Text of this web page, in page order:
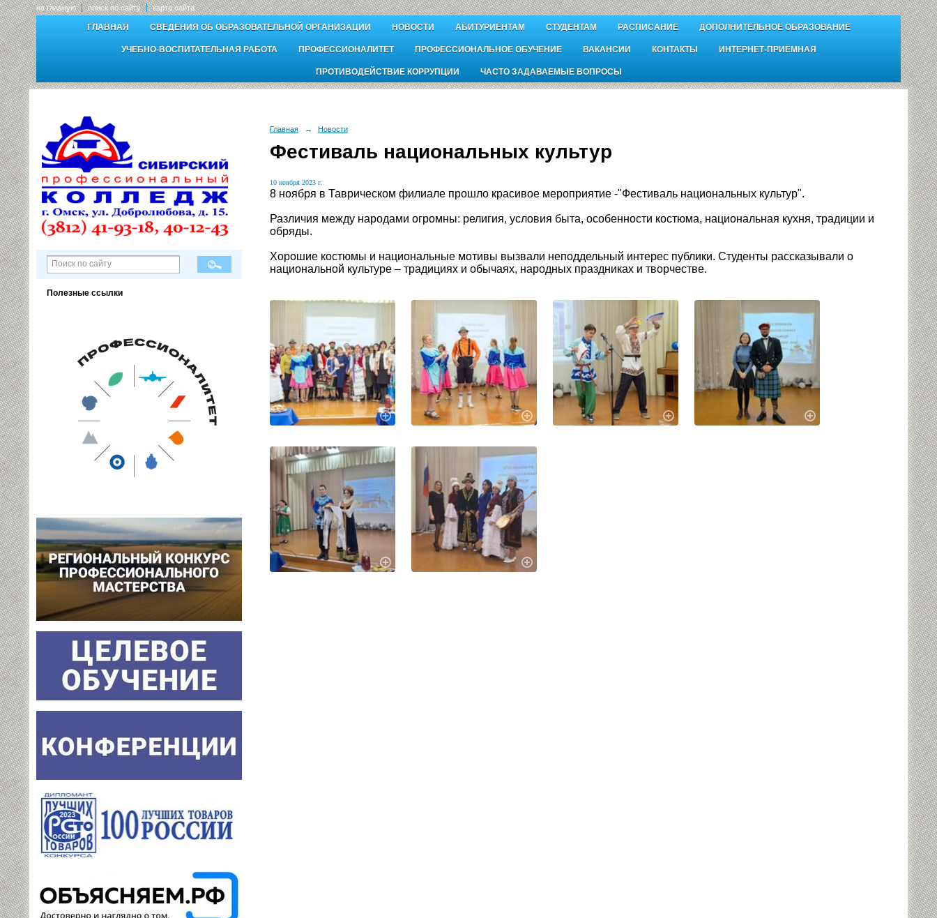
на главную поиск по сайту карта сайта
ГЛАВНАЯ СВЕДЕНИЯ ОБ ОБРАЗОВАТЕЛЬНОЙ ОРГАНИЗАЦИИ НОВОСТИ АБИТУРИЕНТАМ СТУДЕНТАМ РАСПИСАНИЕ ДОПОЛНИТЕЛЬНОЕ ОБРАЗОВАНИЕ
УЧЕБНО-ВОСПИТАТЕЛЬНАЯ РАБОТА ПРОФЕССИОНАЛИТЕТ ПРОФЕССИОНАЛЬНОЕ ОБУЧЕНИЕ ВАКАНСИИ КОНТАКТЫ ИНТЕРНЕТ-ПРИЁМНАЯ
ПРОТИВОДЕЙСТВИЕ КОРРУПЦИИ ЧАСТО ЗАДАВАЕМЫЕ ВОПРОСЫ
Полезные ссылки
Главная → Новости
Фестиваль национальных культур
10 ноября 2023 г.
8 ноября в Таврическом филиале прошло красивое мероприятие -"Фестиваль национальных культур".
Различия между народами огромны: религия, условия быта, особенности костюма, национальная кухня, традиции и
обряды.
Хорошие костюмы и национальные мотивы вызвали неподдельный интерес публики. Студенты рассказывали о
национальной культуре – традициях и обычаях, народных праздниках и творчестве.